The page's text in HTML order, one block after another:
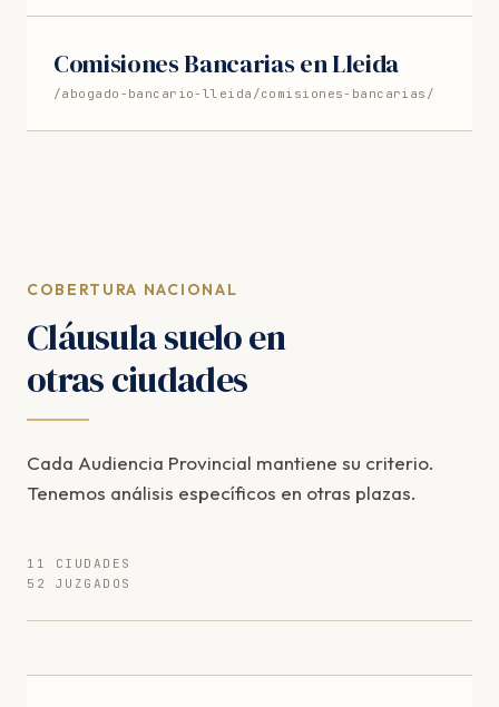
Comisiones Bancarias en Lleida
/abogado-bancario-lleida/comisiones-bancarias/
COBERTURA NACIONAL
Cláusula suelo en
otras ciudades
Cada Audiencia Provincial mantiene su criterio.
Tenemos análisis específicos en otras plazas.
11 CIUDADES
52 JUZGADOS